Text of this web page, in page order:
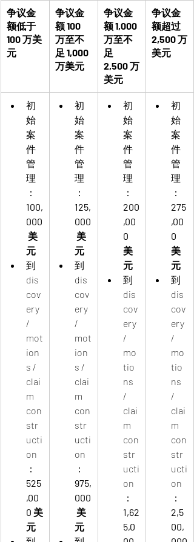
争议金
额低于
100 万美
元
争议金
额 100
万至不
足 1,000
万美元
争议金
额 1,000
万至不
足
2,500 万
美元
争议金
额超过
2,500 万
美元
初
始
案
件
管
理
：
100,
000
美
元
到
dis
cov
ery
/
mot
ion
s /
clai
m
con
str
ucti
on
：
525
,00
0 美
元
初
始
案
件
管
理
：
125,
000
美
元
到
dis
cov
ery
/
mot
ion
s /
clai
m
con
str
ucti
on
：
975,
000
美
元
初
始
案
件
管
理
：
200
,00
0
美
元
到
dis
cov
ery
/
mo
tio
ns
/
clai
m
con
str
ucti
on
：
1,62
5,0
初
始
案
件
管
理
：
275
,00
0
美
元
到
dis
cov
ery
/
mo
tio
ns
/
clai
m
con
str
ucti
on
：
2,5
00,